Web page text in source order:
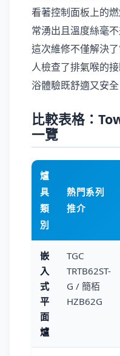
看著控制面板上的
常湧出且溫度絲毫
這次維修不僅解決
人檢查了排氣喉的
浴體驗既舒適又安全
比較表格：
一覽
爐
具
類
別
熱門系列
推介
嵌
入
式
平
面
爐
TGC
TRTB62ST-
G / 簡栢
HZB62G